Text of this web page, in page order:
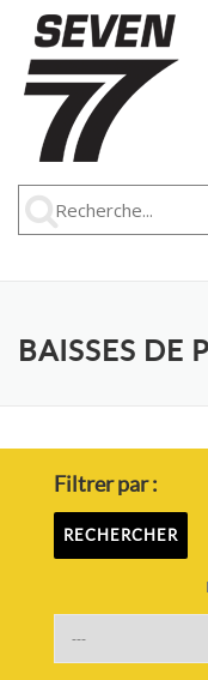
contenu
BAISSES DE
Filtrer par :